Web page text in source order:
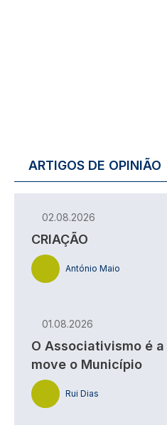
ARTIGOS DE OPINIÃO
02.08.2026
CRIAÇÃO
António Maio
01.08.2026
O Associativismo é
move o Município
Rui Dias